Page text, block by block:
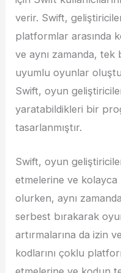
verir. Swift,
platformlar arasında
ve aynı zamanda,
uyumlu oyunlar
Swift, oyun
yaratabildikleri bir
tasarlanmıştır.
Swift, oyun
etmelerine ve kolayca
olurken, aynı
serbest bırakarak
artırmalarına da izin
kodlarını çoklu